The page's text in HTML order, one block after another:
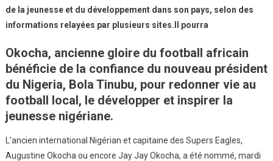
de la jeunesse et du développement dans son pays, selon des
informations relayées par plusieurs sites.Il pourra
Okocha, ancienne gloire du football africain
bénéficie de la confiance du nouveau président
du Nigeria, Bola Tinubu, pour redonner vie au
football local, le développer et inspirer la
jeunesse nigériane.
L’ancien international Nigérian et capitaine des Supers Eagles,
Augustine Okocha ou encore Jay Jay Okocha, a été nommé, mardi